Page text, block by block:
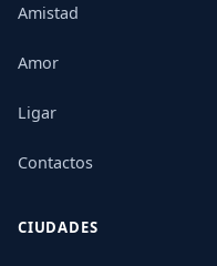
Amistad
Amor
Ligar
Contactos
CIUDADES